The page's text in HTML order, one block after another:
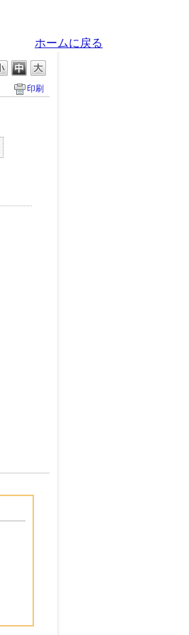
ホームに戻る
印刷